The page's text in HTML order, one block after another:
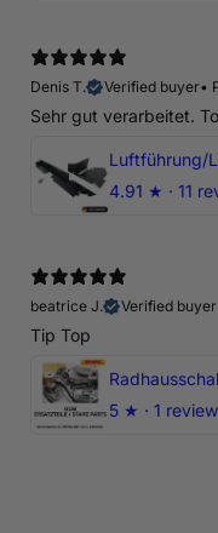
Denis T.
Verified buyer•
Sehr gut verarbeitet.
4.91 ★ · 11
beatrice J.
Verified buyer
Tip Top
5 ★ · 1 review